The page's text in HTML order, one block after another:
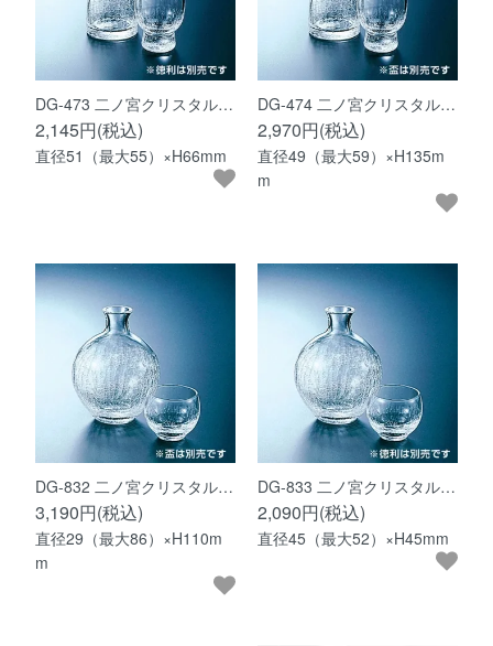
DG-473 二ノ宮クリスタル…
2,145円(税込)
直径51（最大55）×H66mm
DG-474 二ノ宮クリスタル…
2,970円(税込)
直径49（最大59）×H135m
m
DG-832 二ノ宮クリスタル…
3,190円(税込)
直径29（最大86）×H110m
m
DG-833 二ノ宮クリスタル…
2,090円(税込)
直径45（最大52）×H45mm